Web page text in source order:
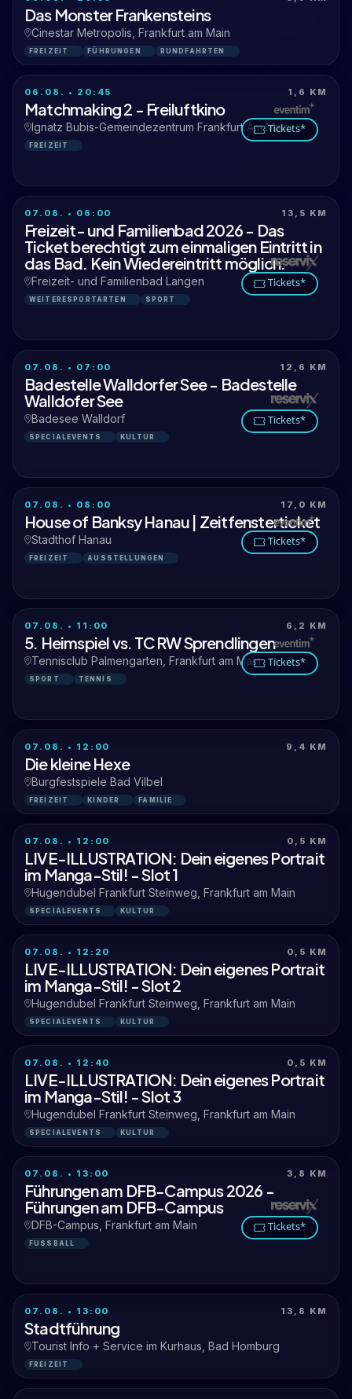
Das Monster Frankensteins
Cinestar Metropolis, Frankfurt am Main
FREIZEIT FÜHRUNGEN RUNDFAHRTEN
06.08. • 20:45 1,6 KM
Matchmaking 2 - Freiluftkino
Ignatz Bubis-Gemeindezentrum Frankfurt Am Main
FREIZEIT
Tickets*
07.08. • 06:00 13,5 KM
Freizeit- und Familienbad 2026 - Das
Ticket berechtigt zum einmaligen Eintritt in
das Bad. Kein Wiedereintritt möglich.
Freizeit- und Familienbad Langen
WEITERESPORTARTEN SPORT
Tickets*
07.08. • 07:00 12,6 KM
Badestelle Walldorfer See - Badestelle
Walldofer See
Badesee Walldorf
SPECIALEVENTS KULTUR
Tickets*
07.08. • 08:00 17,0 KM
House of Banksy Hanau | Zeitfensterticket
Stadthof Hanau
FREIZEIT AUSSTELLUNGEN
Tickets*
07.08. • 11:00 6,2 KM
5. Heimspiel vs. TC RW Sprendlingen
Tennisclub Palmengarten, Frankfurt am Main
SPORT TENNIS
Tickets*
07.08. • 12:00 9,4 KM
Die kleine Hexe
Burgfestspiele Bad Vilbel
FREIZEIT KINDER FAMILIE
07.08. • 12:00 0,5 KM
LIVE-ILLUSTRATION: Dein eigenes Portrait
im Manga-Stil! - Slot 1
Hugendubel Frankfurt Steinweg, Frankfurt am Main
SPECIALEVENTS KULTUR
07.08. • 12:20 0,5 KM
LIVE-ILLUSTRATION: Dein eigenes Portrait
im Manga-Stil! - Slot 2
Hugendubel Frankfurt Steinweg, Frankfurt am Main
SPECIALEVENTS KULTUR
07.08. • 12:40 0,5 KM
LIVE-ILLUSTRATION: Dein eigenes Portrait
im Manga-Stil! - Slot 3
Hugendubel Frankfurt Steinweg, Frankfurt am Main
SPECIALEVENTS KULTUR
07.08. • 13:00 3,8 KM
Führungen am DFB-Campus 2026 -
Führungen am DFB-Campus
DFB-Campus, Frankfurt am Main
FUSSBALL
Tickets*
07.08. • 13:00 13,8 KM
Stadtführung
Tourist Info + Service im Kurhaus, Bad Homburg
FREIZEIT